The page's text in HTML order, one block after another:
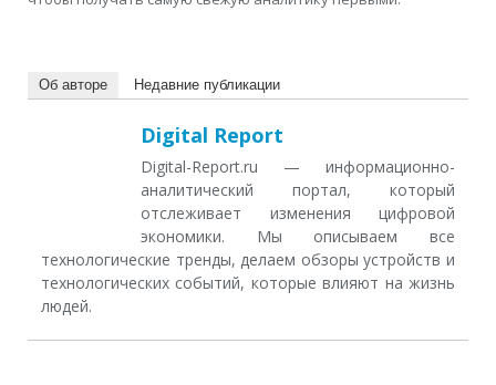
Об авторе Недавние публикации
Digital Report
Digital-Report.ru — информационно-
аналитический портал, который
отслеживает изменения цифровой
экономики. Мы описываем все
технологические тренды, делаем обзоры устройств и
технологических событий, которые влияют на жизнь
людей.